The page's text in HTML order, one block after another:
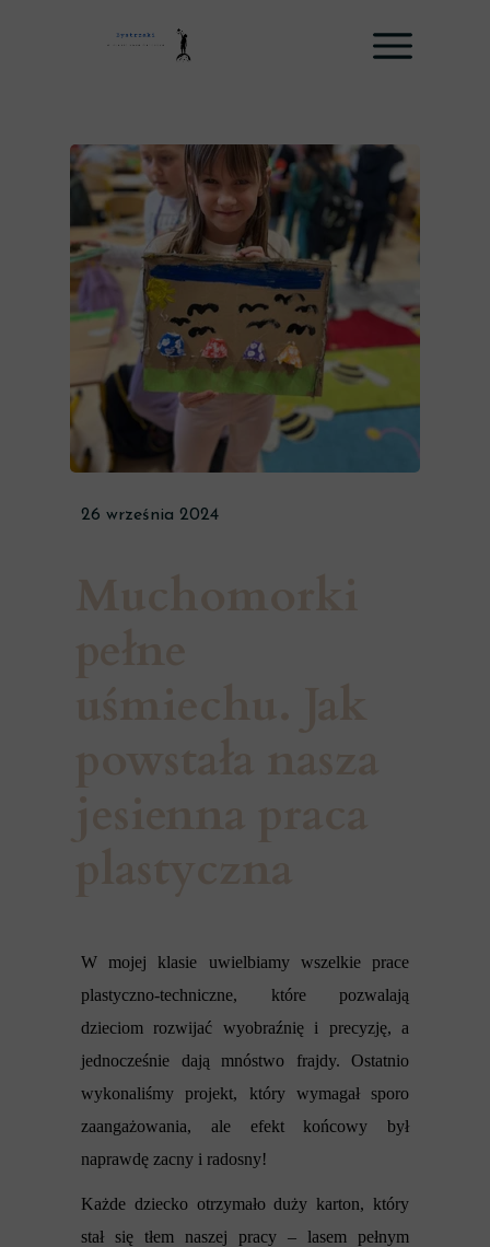
26 września 2024
W mojej klasie uwielbiamy wszelkie prace
plastyczno-techniczne, które pozwalają
dzieciom rozwijać wyobraźnię i precyzję, a
jednocześnie dają mnóstwo frajdy. Ostatnio
wykonaliśmy projekt, który wymagał sporo
zaangażowania, ale efekt końcowy był
naprawdę zacny i radosny!
Każde dziecko otrzymało duży karton, który
stał się tłem naszej pracy – lasem pełnym